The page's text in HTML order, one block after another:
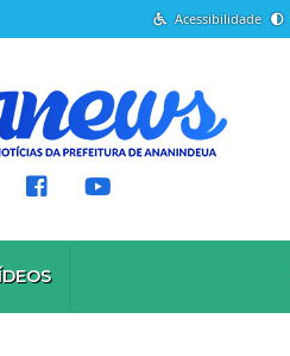
Acessibilidade